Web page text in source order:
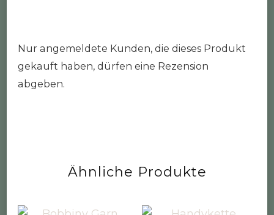
Nur angemeldete Kunden, die dieses Produkt
gekauft haben, dürfen eine Rezension
abgeben.
Ähnliche Produkte